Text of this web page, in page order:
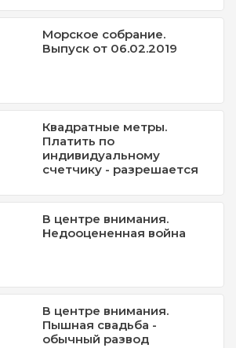
Морское собрание.
Выпуск от 06.02.2019
Квадратные метры.
Платить по
индивидуальному
счетчику - разрешается
В центре внимания.
Недооцененная война
В центре внимания.
Пышная свадьба -
обычный развод